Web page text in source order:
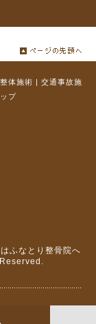
体施術
交通事故施
プ
ふなとり整骨院へ